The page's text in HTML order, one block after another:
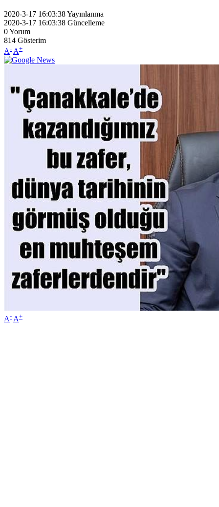
2020-3-17 16:03:38Yayınlanma
2020-3-17 16:03:38 Güncelleme
0Yorum
814 Gösterim
A- A+
A- A+